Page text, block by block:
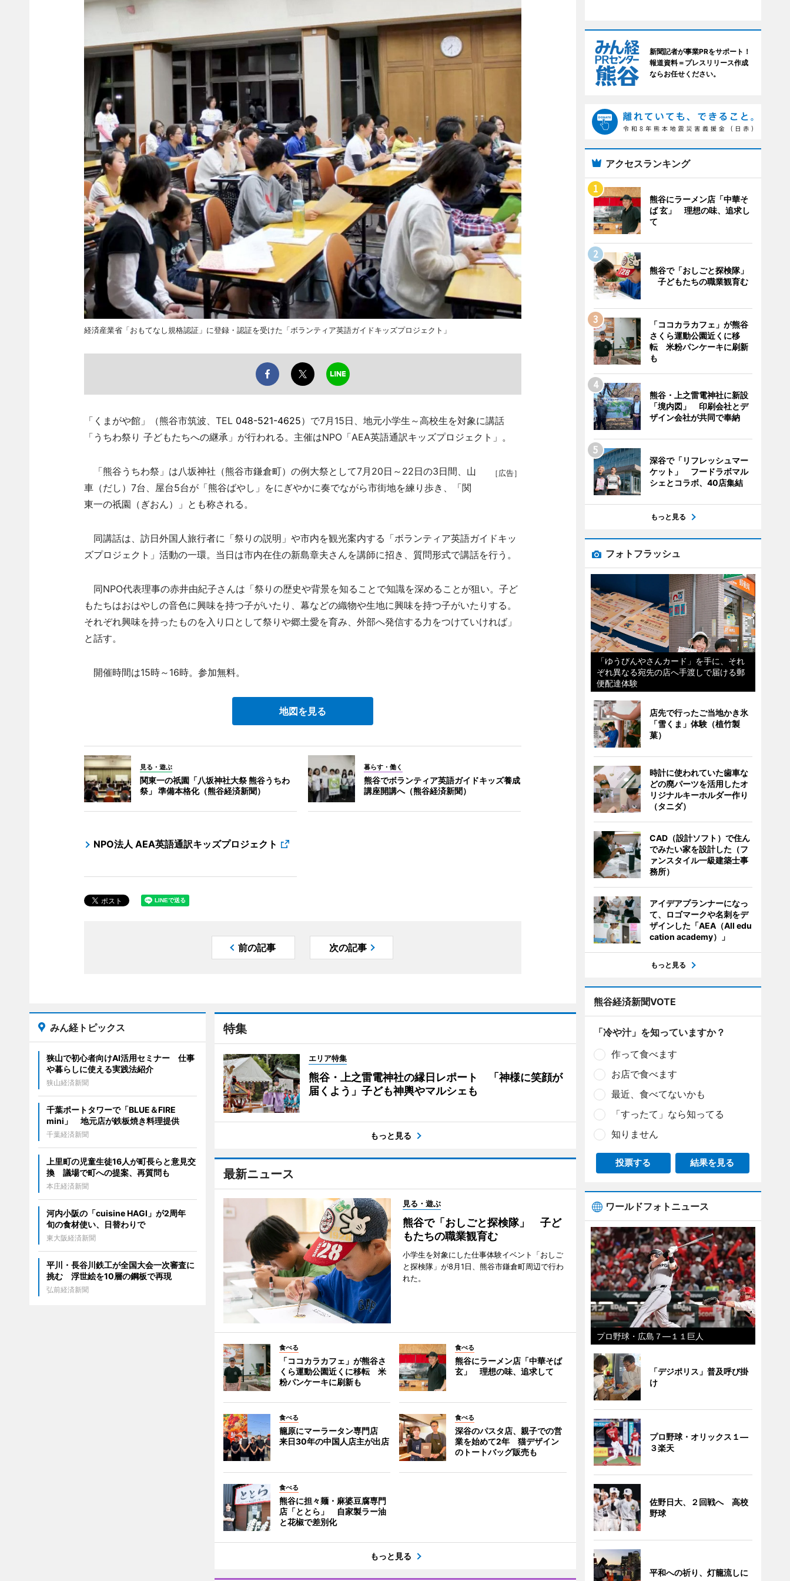
経済産業省「おもてなし規格認証」に登録・認証を受けた「ボランティア英語ガイドキッズプロジェクト」
「くまがや館」（熊谷市筑波、TEL 048-521-4625）で7月15日、地元小学生～高校生を対象に講話
「うちわ祭り 子どもたちへの継承」が行われる。主催はNPO「AEA英語通訳キッズプロジェクト」。
［広告］
「熊谷うちわ祭」は八坂神社（熊谷市鎌倉町）の例大祭として7月20日～22日の3日間、山
車（だし）7台、屋台5台が「熊谷ばやし」をにぎやかに奏でながら市街地を練り歩き、「関
東一の祇園（ぎおん）」とも称される。
同講話は、訪日外国人旅行者に「祭りの説明」や市内を観光案内する「ボランティア英語ガイドキッ
ズプロジェクト」活動の一環。当日は市内在住の新島章夫さんを講師に招き、質問形式で講話を行う。
同NPO代表理事の赤井由紀子さんは「祭りの歴史や背景を知ることで知識を深めることが狙い。子ど
もたちはおはやしの音色に興味を持つ子がいたり、幕などの織物や生地に興味を持つ子がいたりする。
それぞれ興味を持ったものを入り口として祭りや郷土愛を育み、外部へ発信する力をつけていければ」
と話す。
開催時間は15時～16時。参加無料。
地図を見る
見る・遊ぶ
関東一の祇園「八坂神社大祭 熊谷うちわ
祭」 準備本格化（熊谷経済新聞）
暮らす・働く
熊谷でボランティア英語ガイドキッズ養成
講座開講へ（熊谷経済新聞）
NPO法人 AEA英語通訳キッズプロジェクト
前の記事 次の記事
特集
エリア特集
熊谷・上之雷電神社の縁日レポート 「神様に笑顔が
届くよう」子ども神輿やマルシェも
もっと見る
最新ニュース
見る・遊ぶ
熊谷で「おしごと探検隊」 子ど
もたちの職業観育む
小学生を対象にした仕事体験イベント「おしご
と探検隊」が8月1日、熊谷市鎌倉町周辺で行わ
れた。
食べる
「ココカラカフェ」が熊谷さ
くら運動公園近くに移転 米
粉パンケーキに刷新も
食べる
熊谷にラーメン店「中華そば
玄」 理想の味、追求して
食べる
籠原にマーラータン専門店
来日30年の中国人店主が出店
食べる
深谷のパスタ店、親子での営
業を始めて2年 猫デザイン
のトートバッグ販売も
食べる
熊谷に担々麺・麻婆豆腐専門
店「ととら」 自家製ラー油
と花椒で差別化
もっと見る
みん経トピックス
狭山で初心者向けAI活用セミナー 仕事
や暮らしに使える実践法紹介
狭山経済新聞
千葉ポートタワーで「BLUE＆FIRE
mini」 地元店が鉄板焼き料理提供
千葉経済新聞
上里町の児童生徒16人が町長らと意見交
換 議場で町への提案、再質問も
本庄経済新聞
河内小阪の「cuisine HAGI」が2周年
旬の食材使い、日替わりで
東大阪経済新聞
平川・長谷川鉄工が全国大会一次審査に
挑む 浮世絵を10層の鋼板で再現
弘前経済新聞
新聞記者が事業PRをサポート！
報道資料＝プレスリリース作成
ならお任せください。
アクセスランキング
熊谷にラーメン店「中華そ
ば 玄」 理想の味、追求し
て
熊谷で「おしごと探検隊」
子どもたちの職業観育む
「ココカラカフェ」が熊谷
さくら運動公園近くに移
転 米粉パンケーキに刷新
も
熊谷・上之雷電神社に新設
「境内図」 印刷会社とデ
ザイン会社が共同で奉納
深谷で「リフレッシュマー
ケット」 フードラボマル
シェとコラボ、40店集結
もっと見る
フォトフラッシュ
「ゆうびんやさんカード」を手に、それ
ぞれ異なる宛先の店へ手渡しで届ける郵
便配達体験
店先で行ったご当地かき氷
「雪くま」体験（植竹製
菓）
時計に使われていた歯車な
どの廃パーツを活用したオ
リジナルキーホルダー作り
（タニダ）
CAD（設計ソフト）で住ん
でみたい家を設計した（フ
ァンスタイル一級建築士事
務所）
アイデアプランナーになっ
て、ロゴマークや名刺をデ
ザインした「AEA（All edu
cation academy）」
もっと見る
熊谷経済新聞VOTE
「冷や汁」を知っていますか？
作って食べます
お店で食べます
最近、食べてないかも
「すったて」なら知ってる
知りません
投票する 結果を見る
ワールドフォトニュース
プロ野球・広島７―１１巨人
「デジポリス」普及呼び掛
け
プロ野球・オリックス１―
３楽天
佐野日大、２回戦へ 高校
野球
平和への祈り、灯籠流しに